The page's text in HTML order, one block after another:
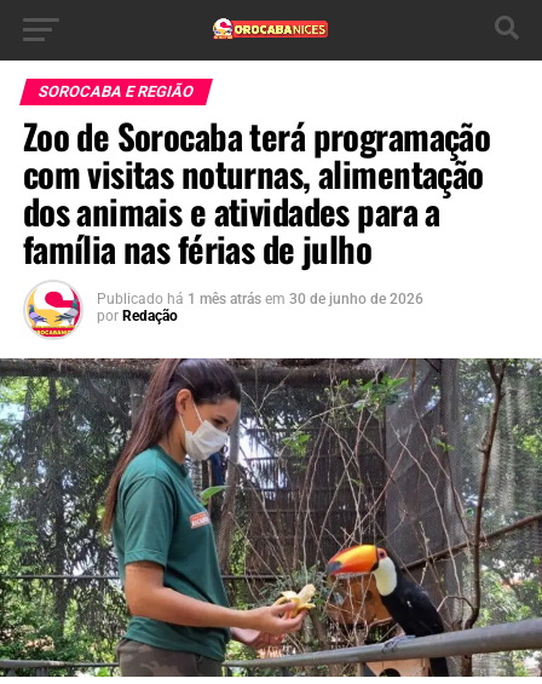
SOROCABA E REGIÃO
Zoo de Sorocaba terá programação
com visitas noturnas, alimentação
dos animais e atividades para a
família nas férias de julho
Publicado há 1 mês atrás em 30 de junho de 2026
por Redação